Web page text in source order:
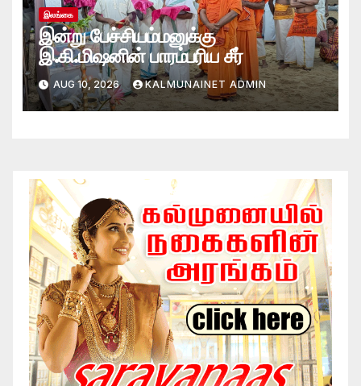
இலங்கை
இன்று பேச்சியம்மனுக்கு
இ.கி.மிஷனின் பாரம்பரிய சீர்
AUG 10, 2026 KALMUNAINET ADMIN